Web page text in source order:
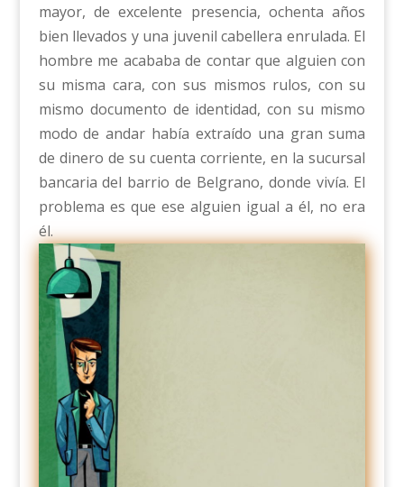
mayor, de excelente presencia, ochenta años
bien llevados y una juvenil cabellera enrulada. El
hombre me acababa de contar que alguien con
su misma cara, con sus mismos rulos, con su
mismo documento de identidad, con su mismo
modo de andar había extraído una gran suma
de dinero de su cuenta corriente, en la sucursal
bancaria del barrio de Belgrano, donde vivía. El
problema es que ese alguien igual a él, no era
él.